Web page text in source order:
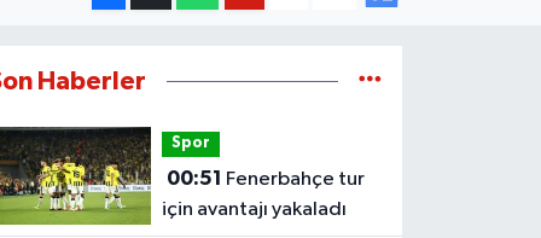
Haberler
Spor
00:51
için avantajı yakaladı